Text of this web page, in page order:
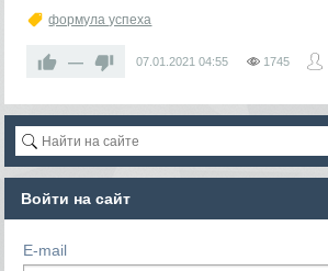
формула успеха
— 07.01.2021 04:55 1745
Войти на сайт
E-mail